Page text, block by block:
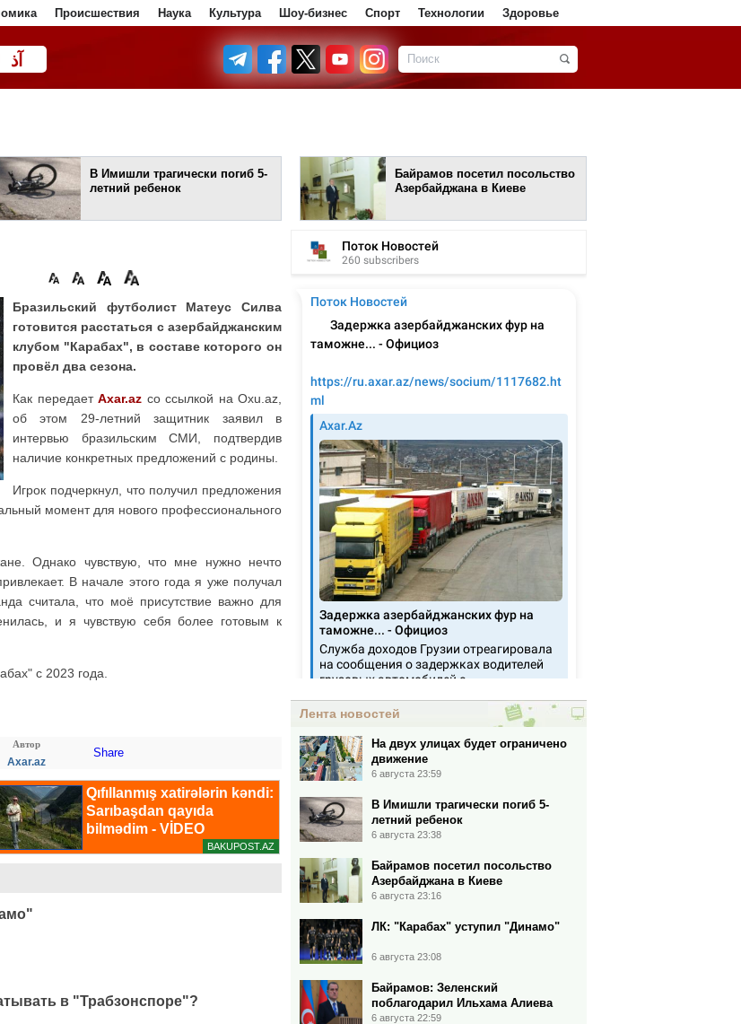
Происшествия Наука Культура Шоу-бизнес Спорт Технологии Здоровье
آذ
В Имишли трагически погиб 5-
летний ребенок
Байрамов посетил посольство
Азербайджана в Киеве
Бразильский футболист Матеус Силва
готовится расстаться с азербайджанским
клубом "Карабах", в составе которого он
провёл два сезона.
Как передает Axar.az со ссылкой на Oxu.az,
об этом 29-летний защитник заявил в
интервью бразильским СМИ, подтвердив
наличие конкретных предложений с родины.
Игрок подчеркнул, что получил предложения
момент для нового профессионального
Однако чувствую, что мне нужно нечто
В начале этого года я уже получал
считала, что моё присутствие важно для
и я чувствую себя более готовым к
с 2023 года.
Автор
Axar.az
Share
в "Трабзонспоре"?
Лента новостей
На двух улицах будет ограничено
движение
6 августа 23:59
В Имишли трагически погиб 5-
летний ребенок
6 августа 23:38
Байрамов посетил посольство
Азербайджана в Киеве
6 августа 23:16
ЛК: "Карабах" уступил "Динамо"
6 августа 23:08
Байрамов: Зеленский
поблагодарил Ильхама Алиева
6 августа 22:59